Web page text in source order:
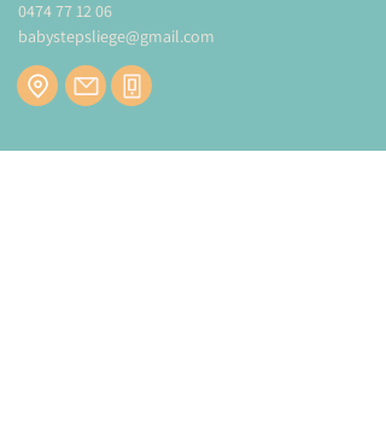
0474 77 12 06
babystepsliege@gmail.com